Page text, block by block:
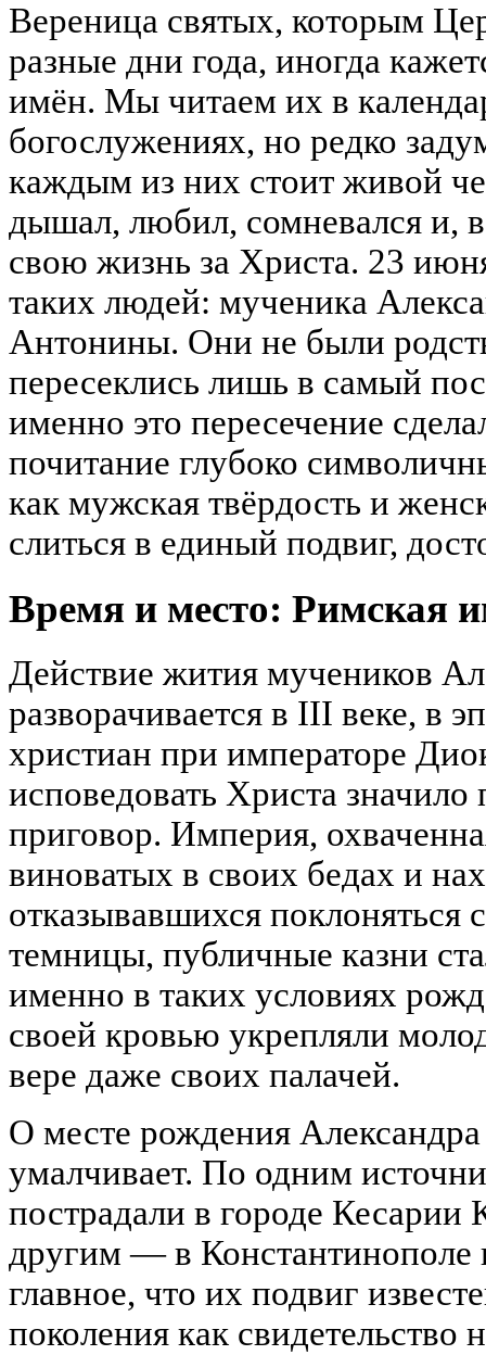
Вереница святых, которым
разные дни года, иногда
имён. Мы читаем их в
богослужениях, но редко
каждым из них стоит живой
дышал, любил, сомневался и,
свою жизнь за Христа. 23
таких людей: мученика
Антонины. Они не были
пересеклись лишь в самый
именно это пересечение
почитание глубоко
как мужская твёрдость и
слиться в единый подвиг,
Время и место: Римская
Действие жития мучеников
разворачивается в III веке, в
христиан при императоре
исповедовать Христа
приговор. Империя,
виноватых в своих бедах и
отказывавшихся
темницы, публичные казни
именно в таких условиях
своей кровью укрепляли
вере даже своих палачей.
О месте рождения
умалчивает. По одним
пострадали в городе Кесарии
другим — в Константинополе
главное, что их подвиг
поколения как